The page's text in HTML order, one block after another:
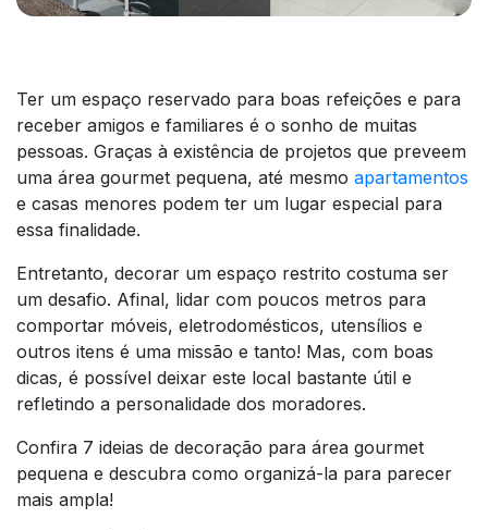
Ter um espaço reservado para boas refeições e para
receber amigos e familiares é o sonho de muitas
pessoas. Graças à existência de projetos que preveem
uma área gourmet pequena, até mesmo apartamentos
e casas menores podem ter um lugar especial para
essa finalidade.
Entretanto, decorar um espaço restrito costuma ser
um desafio. Afinal, lidar com poucos metros para
comportar móveis, eletrodomésticos, utensílios e
outros itens é uma missão e tanto! Mas, com boas
dicas, é possível deixar este local bastante útil e
refletindo a personalidade dos moradores.
Confira 7 ideias de decoração para área gourmet
pequena e descubra como organizá-la para parecer
mais ampla!